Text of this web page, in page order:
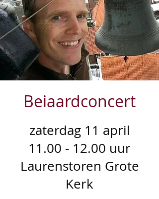
Beiaardconcert
zaterdag 11 april
11.00 - 12.00 uur
Laurenstoren Grote
Kerk